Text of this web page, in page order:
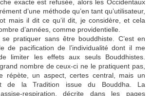
exacte est refusée, alors les Occidentaux
d’une méthode qu’en tant qu’utilisateur,
mais il dit ce qu’il dit, je considère, et cela
d’années, comme providentielle.
pratiquer sans être bouddhiste. C’est en
de pacification de l’individualité dont il me
limiter les effets aux seuls Bouddhistes.
nombre de ceux-ci ne le pratiquent pas,
répète, un aspect, certes central, mais un
de la Tradition issue du Bouddha. La
respiration, décrite dans les pages